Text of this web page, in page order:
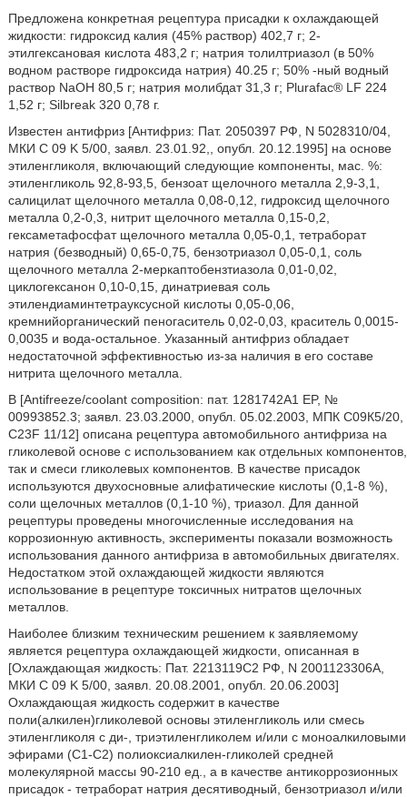
Предложена конкретная рецептура присадки к охлаждающей
жидкости: гидроксид калия (45% раствор) 402,7 г; 2-
этилгексановая кислота 483,2 г; натрия толилтриазол (в 50%
водном растворе гидроксида натрия) 40.25 г; 50% -ный водный
раствор NaOH 80,5 г; натрия молибдат 31,3 г; Plurafac® LF 224
1,52 г; Silbreak 320 0,78 г.
Известен антифриз [Антифриз: Пат. 2050397 РФ, N 5028310/04,
МКИ C 09 K 5/00, заявл. 23.01.92,, опубл. 20.12.1995] на основе
этиленгликоля, включающий следующие компоненты, мас. %:
этиленгликоль 92,8-93,5, бензоат щелочного металла 2,9-3,1,
салицилат щелочного металла 0,08-0,12, гидроксид щелочного
металла 0,2-0,3, нитрит щелочного металла 0,15-0,2,
гексаметафосфат щелочного металла 0,05-0,1, тетраборат
натрия (безводный) 0,65-0,75, бензотриазол 0,05-0,1, соль
щелочного металла 2-меркаптобензтиазола 0,01-0,02,
циклогексанон 0,10-0,15, динатриевая соль
этилендиаминтетрауксусной кислоты 0,05-0,06,
кремнийорганический пеногаситель 0,02-0,03, краситель 0,0015-
0,0035 и вода-остальное. Указанный антифриз обладает
недостаточной эффективностью из-за наличия в его составе
нитрита щелочного металла.
В [Antifreeze/coolant composition: пат. 1281742A1 EP, №
00993852.3; заявл. 23.03.2000, опубл. 05.02.2003, МПК С09К5/20,
C23F 11/12] описана рецептура автомобильного антифриза на
гликолевой основе с использованием как отдельных компонентов,
так и смеси гликолевых компонентов. В качестве присадок
используются двухосновные алифатические кислоты (0,1-8 %),
соли щелочных металлов (0,1-10 %), триазол. Для данной
рецептуры проведены многочисленные исследования на
коррозионную активность, эксперименты показали возможность
использования данного антифриза в автомобильных двигателях.
Недостатком этой охлаждающей жидкости являются
использование в рецептуре токсичных нитратов щелочных
металлов.
Наиболее близким техническим решением к заявляемому
является рецептура охлаждающей жидкости, описанная в
[Охлаждающая жидкость: Пат. 2213119C2 РФ, N 2001123306A,
МКИ C 09 K 5/00, заявл. 20.08.2001, опубл. 20.06.2003]
Охлаждающая жидкость содержит в качестве
поли(алкилен)гликолевой основы этиленгликоль или смесь
этиленгликоля с ди-, триэтиленгликолем и/или с моноалкиловыми
эфирами (C1-С2) полиоксиалкилен-гликолей средней
молекулярной массы 90-210 ед., а в качестве антикоррозионных
присадок - тетраборат натрия десятиводный, бензотриазол и/или